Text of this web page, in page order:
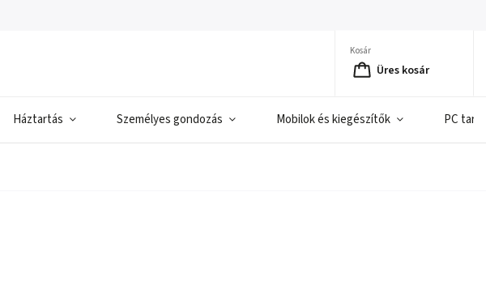
Kosár
Üres kosár
Háztartás Személyes gondozás Mobilok és kiegészítők PC